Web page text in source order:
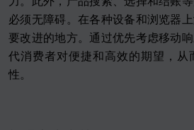
必须无障碍。在各种设备和浏览器
要改进的地方。通过优先考虑移动
代消费者对便捷和高效的期望，从
性。